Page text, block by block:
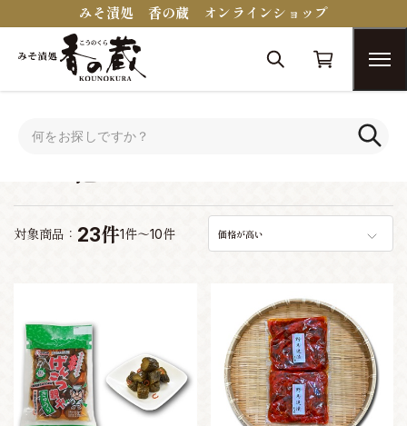
みそ漬処 香の蔵 オンラインショップ
対象商品： 23件1件～10件 価格が高い